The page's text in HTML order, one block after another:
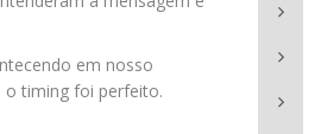
em nosso
o timing foi perfeito.